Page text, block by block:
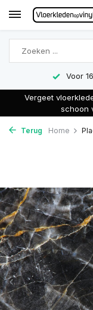
Voor
Vergeet
schoon
Terug Home